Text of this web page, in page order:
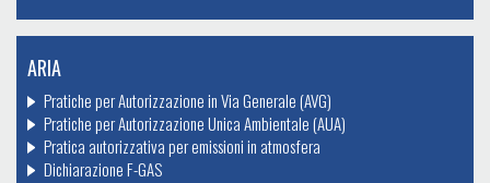
ARIA
Pratiche per Autorizzazione in Via Generale (AVG)
Pratiche per Autorizzazione Unica Ambientale (AUA)
Pratica autorizzativa per emissioni in atmosfera
Dichiarazione F-GAS